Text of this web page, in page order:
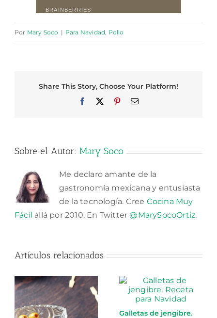
Por Mary Soco | Para Navidad Pollo
Share This Story, Choose Your Platform!
Facebook PinterestCorreo
Sobre el Autor: Mary Soco
Me declaro amante de la
gastronomía mexicana y entusiasta
de la tecnología. Cree Cocina Muy
Fácil allá por 2010. En Twitter@MarySocoOrtiz.
Artículos relacionados
Galletas de jengibre.